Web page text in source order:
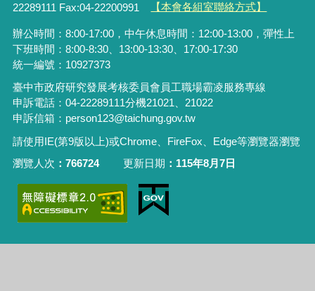
22289111 Fax:04-22200991
【本會各組室聯絡方式】
辦公時間：8:00-17:00，中午休息時間：12:00-13:00，彈性上
下班時間：8:00-8:30、13:00-13:30、17:00-17:30
統一編號：10927373
臺中市政府研究發展考核委員會員工職場霸凌服務專線
申訴電話：04-22289111分機21021、21022
申訴信箱：person123@taichung.gov.tw
請使用IE(第9版以上)或Chrome、FireFox、Edge等瀏覽器瀏覽
瀏覽人次
766724 更新日期 115年8月7日